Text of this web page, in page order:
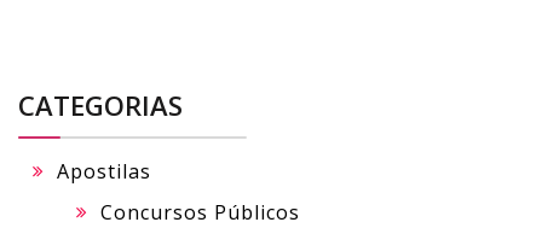
CATEGORIAS
Apostilas
Concursos Públicos